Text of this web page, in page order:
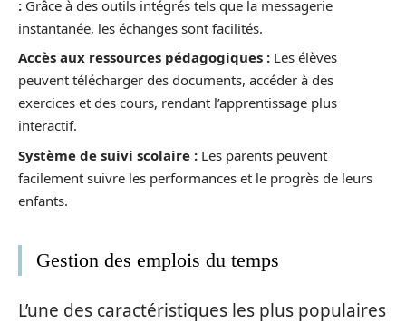
: Grâce à des outils intégrés tels que la messagerie
instantanée, les échanges sont facilités.
Accès aux ressources pédagogiques : Les élèves
peuvent télécharger des documents, accéder à des
exercices et des cours, rendant l’apprentissage plus
interactif.
Système de suivi scolaire : Les parents peuvent
facilement suivre les performances et le progrès de leurs
enfants.
Gestion des emplois du temps
L’une des caractéristiques les plus populaires